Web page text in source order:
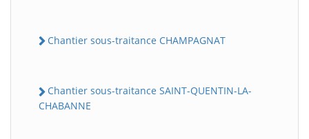
Chantier sous-traitance CHAMPAGNAT
Chantier sous-traitance SAINT-QUENTIN-LA-
CHABANNE